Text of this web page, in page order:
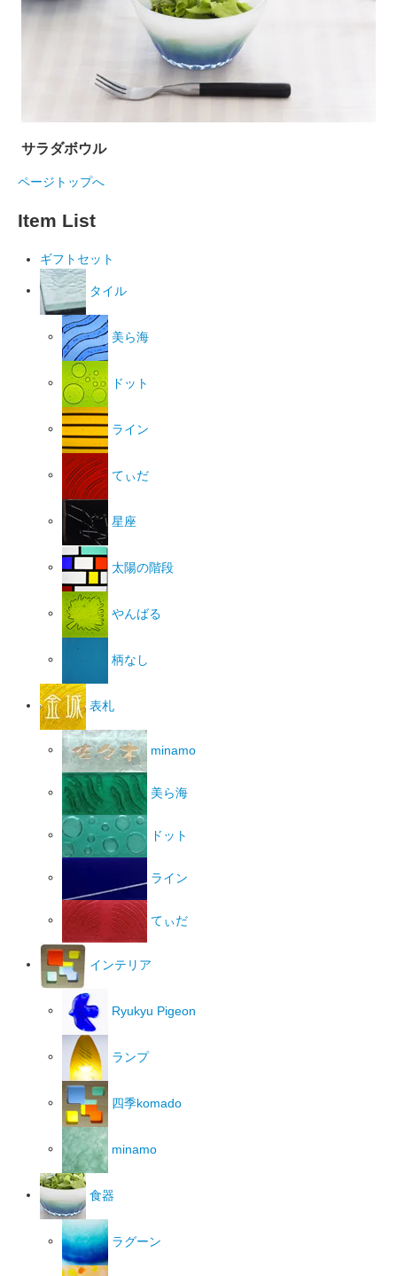
サラダボウル
ページトップへ
Item List
ギフトセット
タイル
美ら海
ドット
ライン
てぃだ
星座
太陽の階段
やんばる
柄なし
表札
minamo
美ら海
ドット
ライン
てぃだ
インテリア
Ryukyu Pigeon
ランプ
四季komado
minamo
食器
ラグーン